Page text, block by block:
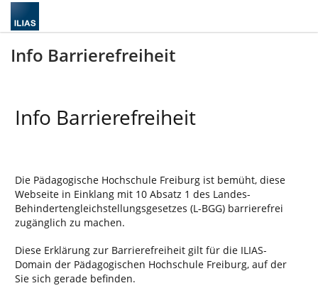
Info Barrierefreiheit
Info Barrierefreiheit
Die Pädagogische Hochschule Freiburg ist bemüht, diese
Webseite in Einklang mit 10 Absatz 1 des Landes-
Behindertengleichstellungsgesetzes (L-BGG) barrierefrei
zugänglich zu machen.
Diese Erklärung zur Barrierefreiheit gilt für die ILIAS-
Domain der Pädagogischen Hochschule Freiburg, auf der
Sie sich gerade befinden.